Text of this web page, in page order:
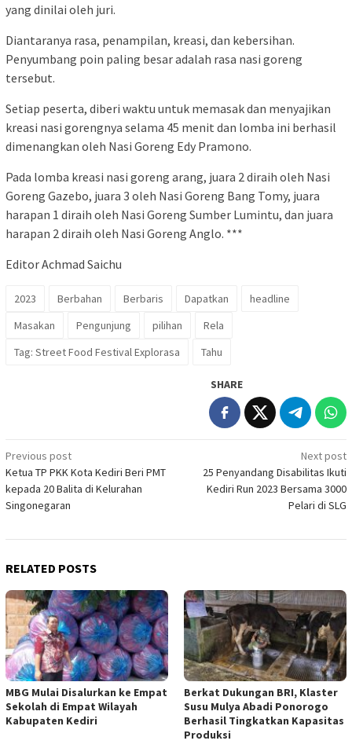
yang dinilai oleh juri.
Diantaranya rasa, penampilan, kreasi, dan kebersihan.
Penyumbang poin paling besar adalah rasa nasi goreng
tersebut.
Setiap peserta, diberi waktu untuk memasak dan menyajikan
kreasi nasi gorengnya selama 45 menit dan lomba ini berhasil
dimenangkan oleh Nasi Goreng Edy Pramono.
Pada lomba kreasi nasi goreng arang, juara 2 diraih oleh Nasi
Goreng Gazebo, juara 3 oleh Nasi Goreng Bang Tomy, juara
harapan 1 diraih oleh Nasi Goreng Sumber Lumintu, dan juara
harapan 2 diraih oleh Nasi Goreng Anglo. ***
Editor Achmad Saichu
2023 Berbahan Berbaris Dapatkan
headline
Masakan
Pengunjung pilihan
Rela
Tag: Street Food Festival Explorasa
Tahu
SHARE
Post
navigation
Previous post
Ketua TP PKK Kota Kediri Beri PMT
kepada 20 Balita di Kelurahan
Singonegaran
Next post
25 Penyandang Disabilitas Ikuti
Kediri Run 2023 Bersama 3000
Pelari di SLG
RELATED POSTS
MBG Mulai Disalurkan ke Empat
Sekolah di Empat Wilayah
Kabupaten Kediri
Berkat Dukungan BRI, Klaster
Susu Mulya Abadi Ponorogo
Berhasil Tingkatkan Kapasitas
Produksi